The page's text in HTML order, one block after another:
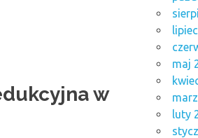
w
maj
luty